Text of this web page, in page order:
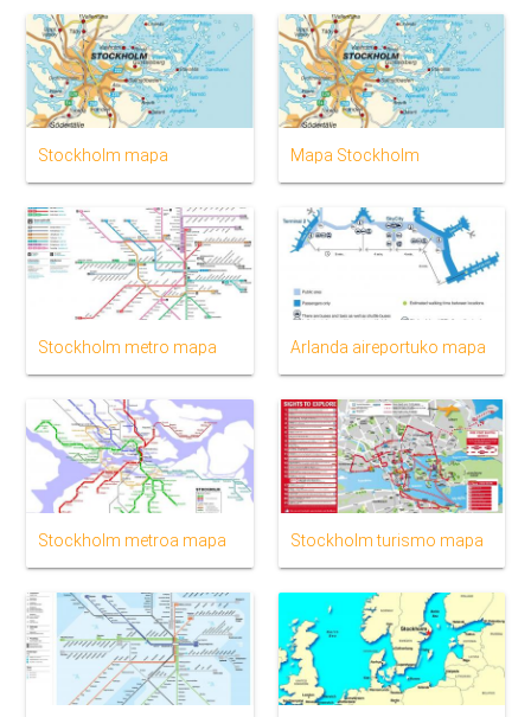
Stockholm mapa Mapa Stockholm
Stockholm metro mapa Arlanda aireportuko mapa
Stockholm metroa mapa Stockholm turismo mapa